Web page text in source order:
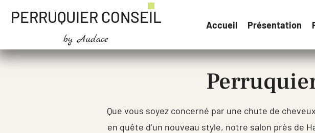
PERRUQUIER CONSEIL
by Audace
Accueil Présentation
Que vous soyez concerné par une chute de
en quête d’un nouveau style, notre salon près de